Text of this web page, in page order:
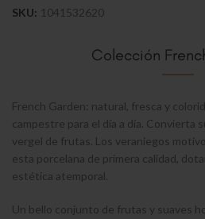
SKU: 1041532620
Colección
French Garden: natural, fresca y
campestre para el día a día. Convierta
vergel de frutas. Los veraniegos
esta porcelana de primera calidad,
estética atemporal.
Un bello conjunto de frutas y suaves